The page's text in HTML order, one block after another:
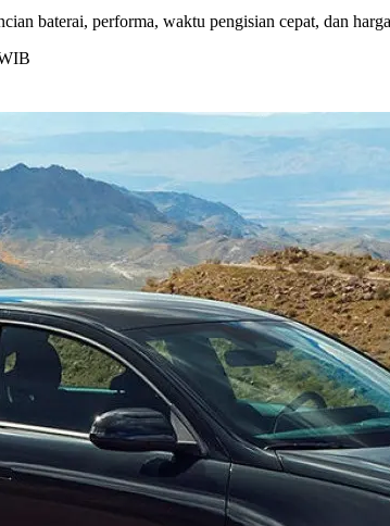
baterai, performa, waktu pengisian cepat, dan